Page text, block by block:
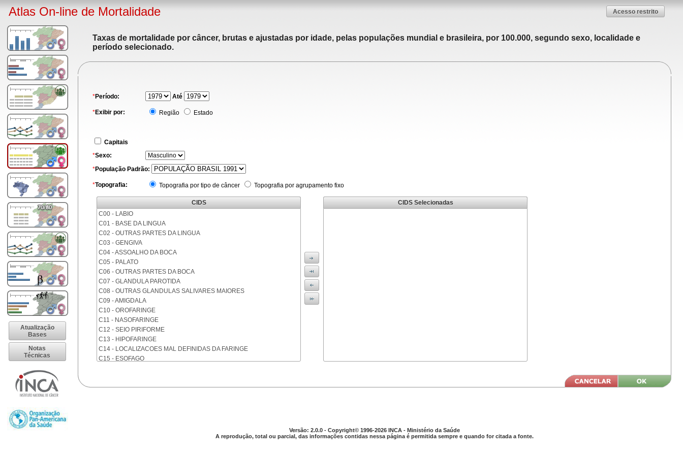
Atlas On-line de Mortalidade Acesso restrito
Atualização
Bases
Notas
Técnicas
Taxas de mortalidade por câncer, brutas e ajustadas por idade, pelas populações mundial e brasileira, por 100.000, segundo sexo, localidade e
período selecionado.
*Período: Até
*Exibir por: Região Estado
Capitais
*Sexo:
*População Padrão:
*Topografia: Topografia por tipo de câncer Topografia por agrupamento fixo
CIDS
C00 - LABIO
C01 - BASE DA LINGUA
C02 - OUTRAS PARTES DA LINGUA
C03 - GENGIVA
C04 - ASSOALHO DA BOCA
C05 - PALATO
C06 - OUTRAS PARTES DA BOCA
C07 - GLANDULA PAROTIDA
C08 - OUTRAS GLANDULAS SALIVARES MAIORES
C09 - AMIGDALA
C10 - OROFARINGE
C11 - NASOFARINGE
C12 - SEIO PIRIFORME
C13 - HIPOFARINGE
C14 - LOCALIZACOES MAL DEFINIDAS DA FARINGE
C15 - ESOFAGO
C18 - COLON
CIDS Selecionadas
Versão: 2.0.0 - Copyright© 1996-2026 INCA - Ministério da Saúde
A reprodução, total ou parcial, das informações contidas nessa página é permitida sempre e quando for citada a fonte.